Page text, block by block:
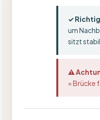
✓
um
sitzt stabil.
⚠
= Brücke